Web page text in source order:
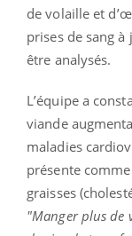
de volaille et
prises de sang
être analysés.
L’équipe a
viande
maladies
présente
graisses
"Manger plus de